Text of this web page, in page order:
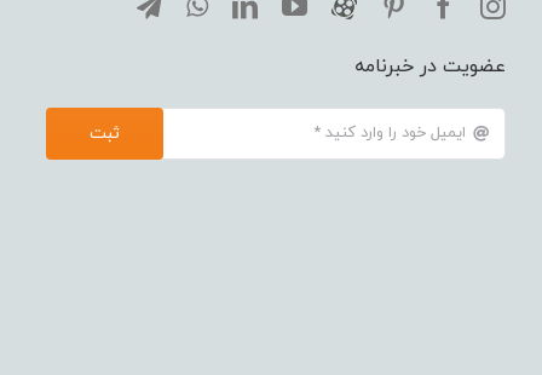
عضویت در خبرنامه
ثبت